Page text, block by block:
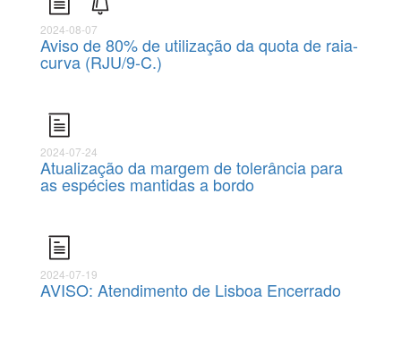
2024-08-07
Aviso de 80% de utilização da quota de raia-
curva (RJU/9-C.)
2024-07-24
Atualização da margem de tolerância para
as espécies mantidas a bordo
2024-07-19
AVISO: Atendimento de Lisboa Encerrado